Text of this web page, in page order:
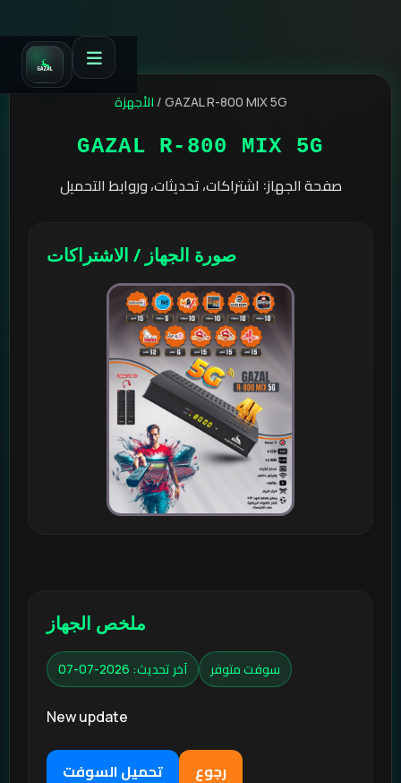
الأجهزة / GAZAL R-800 MIX 5G
GAZAL R-800 MIX 5G
صفحة الجهاز: اشتراكات، تحديثات، وروابط التحميل
صورة الجهاز / الاشتراكات
ملخص الجهاز
آخر تحديث: 2026-07-07 سوفت متوفر
New update
تحميل السوفت رجوع